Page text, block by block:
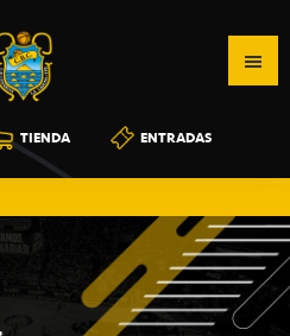
TIENDA ENTRADAS